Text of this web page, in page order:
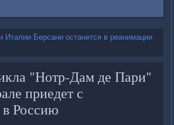
Италии Берсани останется в реанимации
"Нотр-Дам де Пари"
приедет с
в Россию